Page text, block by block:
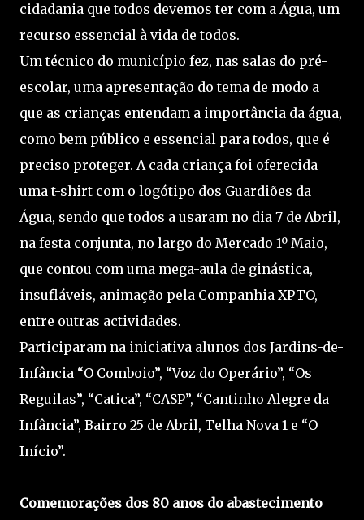
cidadania que todos devemos ter com a Água, um
recurso essencial à vida de todos.
Um técnico do município fez, nas salas do pré-
escolar, uma apresentação do tema de modo a
que as crianças entendam a importância da água,
como bem público e essencial para todos, que é
preciso proteger. A cada criança foi oferecida
uma t-shirt com o logótipo dos Guardiões da
Água, sendo que todos a usaram no dia 7 de Abril,
na festa conjunta, no largo do Mercado 1º Maio,
que contou com uma mega-aula de ginástica,
insufláveis, animação pela Companhia XPTO,
entre outras actividades.
Participaram na iniciativa alunos dos Jardins-de-
Infância “O Comboio”, “Voz do Operário”, “Os
Reguilas”, “Catica”, “CASP”, “Cantinho Alegre da
Infância”, Bairro 25 de Abril, Telha Nova 1 e “O
Início”.
Comemorações dos 80 anos do abastecimento